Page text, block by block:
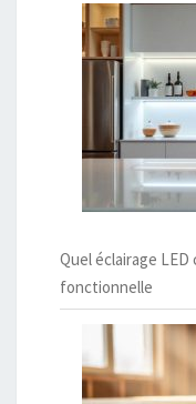
Quel éclairage
fonctionnelle